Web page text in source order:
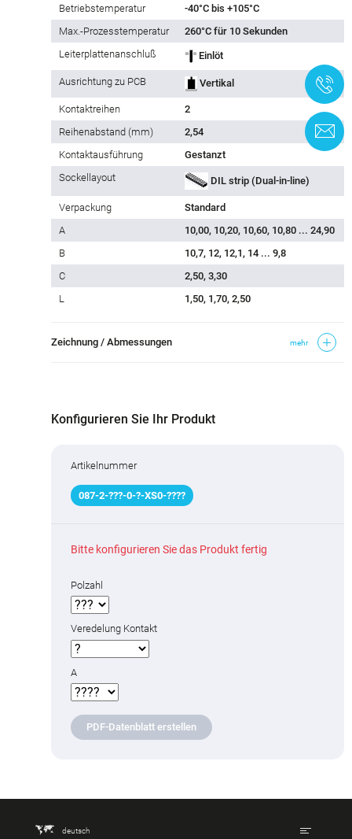
Betriebstemperatur
-40°C bis +105°C
Max.-Prozesstemperatur
260°C für 10 Sekunden
Leiterplattenanschluß
Einlöt
Ausrichtung zu PCB Vertikal
Kontaktreihen
2
Reihe­nabstand (mm)
2,54
Kontaktausführung
Gestanzt
Sockellayout
DIL strip (Dual-in-line)
Verpackung
Standard
A
10,00, 10,20, 10,60, 10,80 ... 24,90
B
10,7, 12, 12,1, 14 ... 9,8
C
2,50, 3,30
L
1,50, 1,70, 2,50
Zeichnung / Abmessungen mehr
Konfigurieren Sie Ihr Produkt
Artikelnummer
087-2-???-0-?-XS0-????
Bitte konfigurieren Sie das Produkt fertig
Polzahl
Veredelung Kontakt
A
PDF-Datenblatt erstellen
deutsch